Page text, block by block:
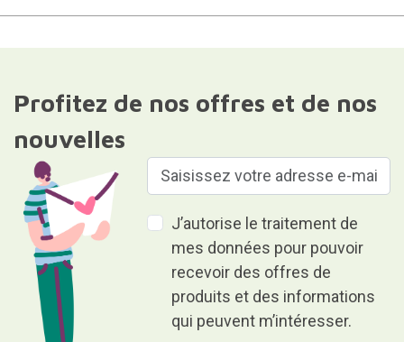
Profitez de nos offres et de nos
nouvelles
J’autorise le traitement de
mes données pour pouvoir
recevoir des offres de
produits et des informations
qui peuvent m’intéresser.